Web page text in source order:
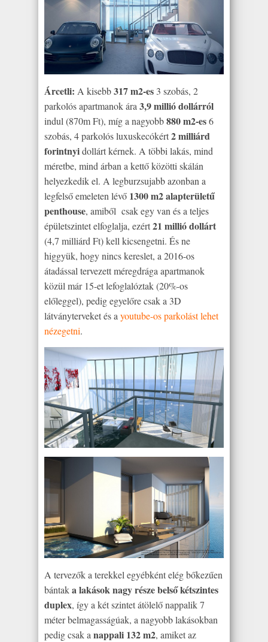
Árcetli: A kisebb317 m2-es 3 szobás, 2
parkolós apartmanok ára 3,9 millió dollárról
indul (870m Ft), míg a nagyobb880 m2-es6
szobás, 4 parkolós luxuskecókért2 milliárd
forintnyidollárt kérnek. A többi lakás, mind
méretbe, mind árban a kettő közötti skálán
helyezkedik el. A legburzsujabb azonban a
legfelső emeleten lévő 1300 m2 alapterületű
penthouse, amiből csak egy van és a teljes
épületszintet elfoglalja, ezért21 millió dollárt
(4,7 milliárd Ft) kell kicsengetni. És ne
higgyük, hogy nincs kereslet, a 2016-os
átadással tervezett méregdrága apartmanok
közül már 15-et lefoglalóztak (20%-os
előleggel), pedig egyelőre csak a 3D
látványterveket és a youtube-os parkolást lehet
nézegetni.
A tervezők a terekkel egyébként elég bőkezűen
bántaka lakások nagy része belső kétszintes
duplex, így a két szintet átölelő nappalik 7
méter belmagasságúak, a nagyobb lakásokban
pedig csak a nappali 132 m2, amiket az